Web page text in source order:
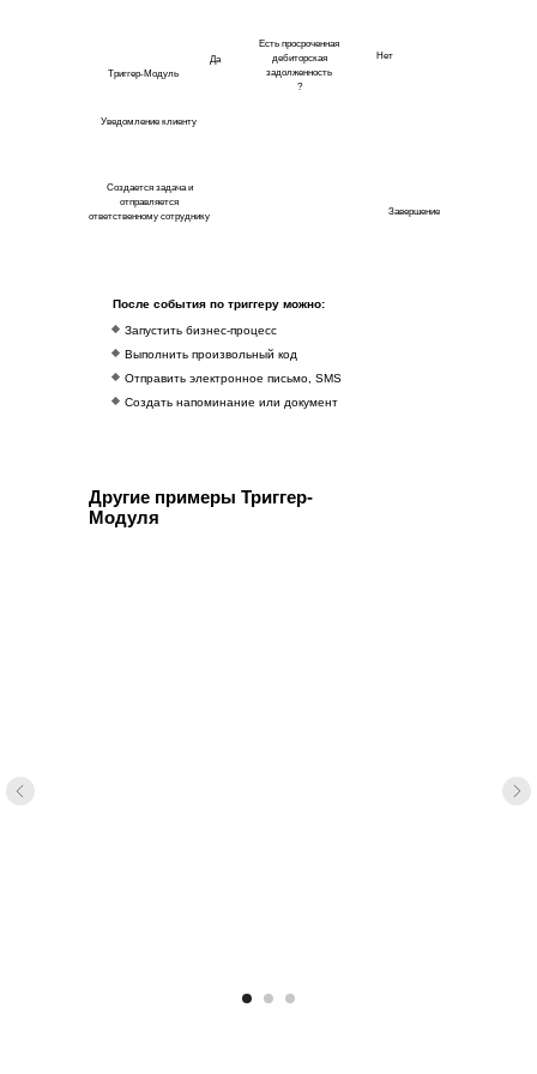
Запустить бизнес-процесс
Выполнить произвольный код
Отправить электронное письмо, SMS
Создать напоминание или документ
После события по триггеру можно:
Есть просроченная
дебиторская
задолженность
?
Триггер-Модуль
Уведомление клиенту
Создается задача и
отправляется
ответственному сотруднику
Завершение
Да Нет
Другие примеры Триггер-
Модуля